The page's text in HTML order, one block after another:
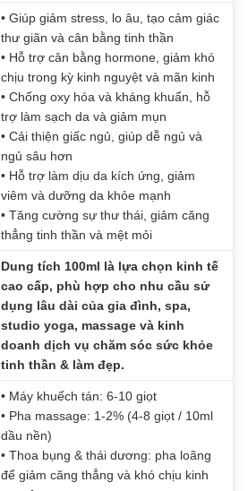
• Giúp giảm stress, lo âu, tạo cảm giác
thư giãn và cân bằng tinh thần
• Hỗ trợ cân bằng hormone, giảm khó
chịu trong kỳ kinh nguyệt và mãn kinh
• Chống oxy hóa và kháng khuẩn, hỗ
trợ làm sạch da và giảm mụn
• Cải thiện giấc ngủ, giúp dễ ngủ và
ngủ sâu hơn
• Hỗ trợ làm dịu da kích ứng, giảm
viêm và dưỡng da khỏe mạnh
• Tăng cường sự thư thái, giảm căng
thẳng tinh thần và mệt mỏi
Dung tích 100ml là lựa chọn kinh tế
cao cấp, phù hợp cho nhu cầu sử
dụng lâu dài của gia đình, spa,
studio yoga, massage và kinh
doanh dịch vụ chăm sóc sức khỏe
tinh thần & làm đẹp.
• Máy khuếch tán: 6-10 giọt
• Pha massage: 1-2% (4-8 giọt / 10ml
dầu nền)
• Thoa bụng & thái dương: pha loãng
để giảm căng thẳng và khó chịu kinh